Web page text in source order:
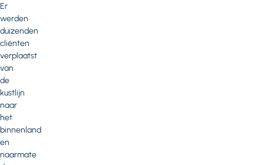
Er
werden
duizenden
cliënten
verplaatst
van
de
kustlijn
naar
het
binnenland
en
naarmate